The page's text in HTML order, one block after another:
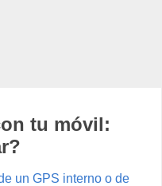
tu móvil:
un GPS interno o de